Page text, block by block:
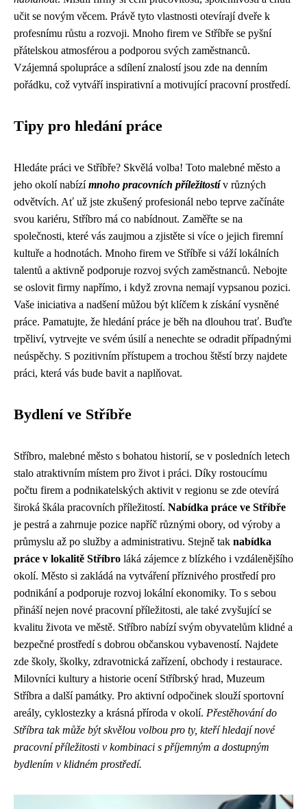
učit se novým věcem. Právě tyto vlastnosti otevírají dveře k
profesnímu růstu a rozvoji. Mnoho firem ve Stříbře se pyšní
přátelskou atmosférou a podporou svých zaměstnanců.
Vzájemná spolupráce a sdílení znalostí jsou zde na denním
pořádku, což vytváří inspirativní a motivující pracovní prostředí.
Tipy pro hledání práce
Hledáte práci ve Stříbře? Skvělá volba! Toto malebné město a
jeho okolí nabízímnoho pracovních příležitostív různých
odvětvích. Ať už jste zkušený profesionál nebo teprve začínáte
svou kariéru, Stříbro má co nabídnout. Zaměřte se na
společnosti, které vás zaujmou a zjistěte si více o jejich firemní
kultuře a hodnotách. Mnoho firem ve Stříbře si váží lokálních
talentů a aktivně podporuje rozvoj svých zaměstnanců. Nebojte
se oslovit firmy napřímo, i když zrovna nemají vypsanou pozici.
Vaše iniciativa a nadšení můžou být klíčem k získání vysněné
práce. Pamatujte, že hledání práce je běh na dlouhou trať. Buďte
trpěliví, vytrvejte ve svém úsilí a nenechte se odradit případnými
neúspěchy. S pozitivním přístupem a trochou štěstí brzy najdete
práci, která vás bude bavit a naplňovat.
Bydlení ve Stříbře
Stříbro, malebné město s bohatou historií, se v posledních letech
stalo atraktivním místem pro život i práci. Díky rostoucímu
počtu firem a podnikatelských aktivit v regionu se zde otevírá
široká škála pracovních příležitostí. Nabídka práce ve Stříbře
je pestrá a zahrnuje pozice napříč různými obory, od výroby a
průmyslu až po služby a administrativu. Stejně tak nabídka
práce v lokalitě Stříbro láká zájemce z blízkého i vzdálenějšího
okolí. Město si zakládá na vytváření příznivého prostředí pro
podnikání a podporuje rozvoj lokální ekonomiky. To s sebou
přináší nejen nové pracovní příležitosti, ale také zvyšující se
kvalitu života ve městě. Stříbro nabízí svým obyvatelům klidné a
bezpečné prostředí s dobrou občanskou vybaveností. Najdete
zde školy, školky, zdravotnická zařízení, obchody i restaurace.
Milovníci kultury a historie ocení Stříbrský hrad, Muzeum
Stříbra a další památky. Pro aktivní odpočinek slouží sportovní
areály, cyklostezky a krásná příroda v okolí. Přestěhování do
Stříbra tak může být skvělou volbou pro ty, kteří hledají nové
pracovní příležitosti v kombinaci s příjemným a dostupným
bydlením v klidném prostředí.